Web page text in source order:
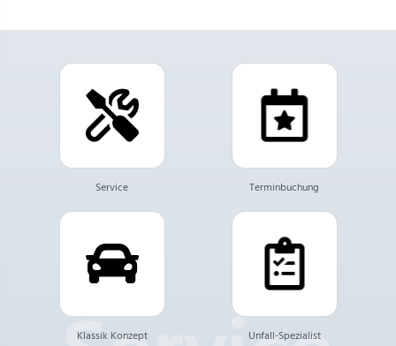
Service Terminbuchung
Klassik Konzept Unfall-Spezialist